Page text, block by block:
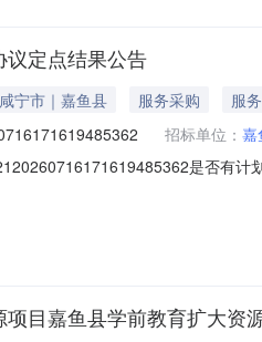
定点结果公告
宁市｜嘉鱼县 服务采购
服务
招标单位： 嘉
是否有计
目嘉鱼县学前教育扩大资